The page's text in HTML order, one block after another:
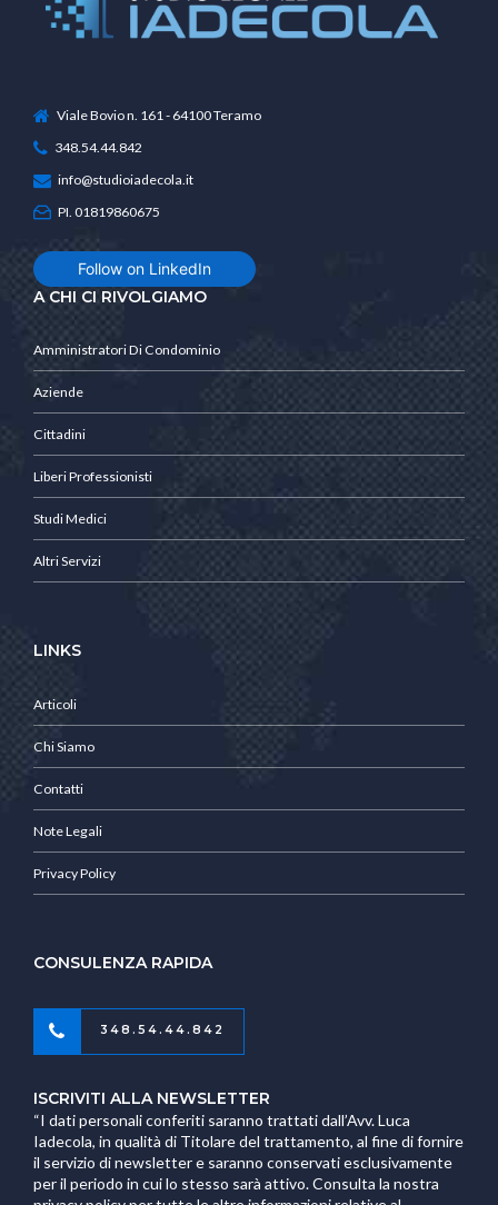
Viale Bovio n. 161 - 64100 Teramo
348.54.44.842
info@studioiadecola.it
PI. 01819860675
Follow on LinkedIn
A CHI CI RIVOLGIAMO
Amministratori Di Condominio
Aziende
Cittadini
Liberi Professionisti
Studi Medici
Altri Servizi
LINKS
Articoli
Chi Siamo
Contatti
Note Legali
Privacy Policy
CONSULENZA RAPIDA
348.54.44.842
ISCRIVITI ALLA NEWSLETTER
“I dati personali conferiti saranno trattati dall’Avv. Luca
Iadecola, in qualità di Titolare del trattamento, al fine di fornire
il servizio di newsletter e saranno conservati esclusivamente
per il periodo in cui lo stesso sarà attivo. Consulta la nostra